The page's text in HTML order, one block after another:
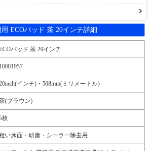
ECOパッド 茶 20インチ詳細
パッド 茶 20インチ
10001957
インチ)・508mm(ミリメートル)
(ブラウン)
枚
い床面・研磨・シーラー除去用